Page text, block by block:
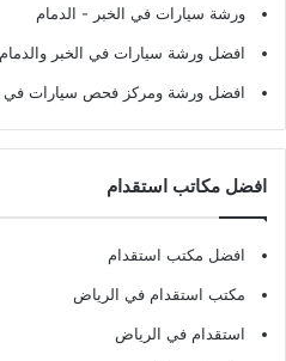
ورشة سيارات في الخبر - الدمام
افضل ورشة سيارات في الخبر والدمام
افضل ورشة ومركز فحص سيارات في
افضل مكاتب استقدام
افضل مكتب استقدام
مكتب استقدام في الرياض
استقدام في الرياض